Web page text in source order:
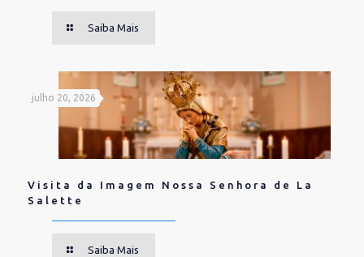
Saiba Mais
julho 20, 2026
Visita da Imagem Nossa Senhora de La
Salette
Saiba Mais